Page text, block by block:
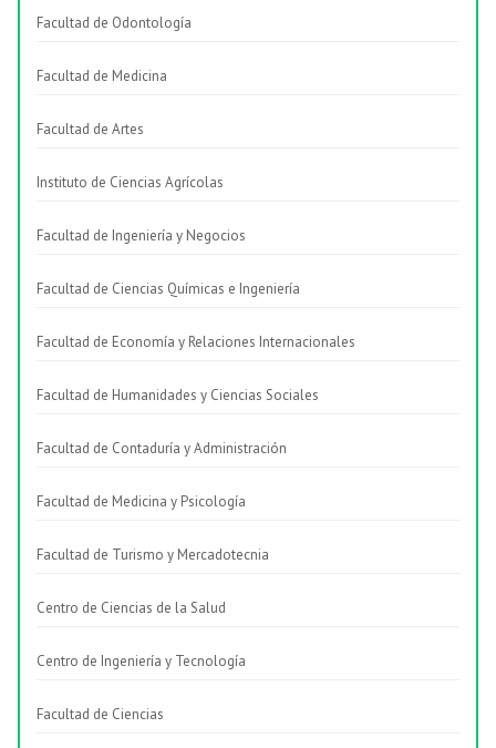
Facultad de Odontología
Facultad de Medicina
Facultad de Artes
Instituto de Ciencias Agrícolas
Facultad de Ingeniería y Negocios
Facultad de Ciencias Químicas e Ingeniería
Facultad de Economía y Relaciones Internacionales
Facultad de Humanidades y Ciencias Sociales
Facultad de Contaduría y Administración
Facultad de Medicina y Psicología
Facultad de Turismo y Mercadotecnia
Centro de Ciencias de la Salud
Centro de Ingeniería y Tecnología
Facultad de Ciencias